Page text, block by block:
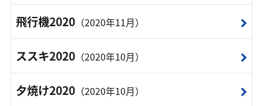
飛行機2020（2020年11月）
ススキ2020（2020年10月）
夕焼け2020（2020年10月）